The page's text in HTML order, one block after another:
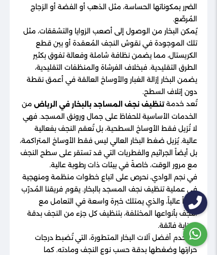
الضرر بمكوناتها الحساسة، مثل الذهب أو الفضة أو الزجاج
المُرصّع.
يُمكن البخار من الوصول إلى أصعب الزوايا والتشققات، مثل
تلك الموجودة في نقوش النجف المُعقدة أو بين قطع
الكريستال، مما يضمن نظافة شاملة وفعالة تفوق بكثير
الطرق التقليدية. فبخلاف الفرشاة والمنظفات التقليدية،
يضمن البخار إزالة الغبار والأوساخ العالقة في أعمق نقطة
دون إتلاف السطح.
تُعد خدمةتنظيف نجف المساجد بالبخار في الرياض من
الخدمات الأساسية للحفاظ على جمال ورونق المسجد. فهي
لا تُزيل فقط الأوساخ السطحية، بل تُعقم النجف بفعالية
عالية. يُزيل ضغط البخار العالي ليس فقط الأوساخ المتراكمة،
بل أيضاً الجراثيم والفطريات التي قد تستقر على سطح النجف
مع مرور الوقت، خاصةً في بيئات ذات رطوبة عالية.
في نجم الوادي، نحرص على اتباع خطوات منظمة ومنهجية
في عملية تنظيف نجف المسجد بالبخار. يقوم فريقنا المُدرّب
تدريباً عالياً، والذي يمتلك خبرة واسعة في التعامل مع
النجف بأنواعها المختلفة، بتنظيف كل جزء من النجف بدقة
وعناية فائقة.
نستخدم أفضل آلات البخار المتطورة، التي تُضبط درجات
حرارتها وضغطها بدقة حسب نوع النجف ومادته. كما